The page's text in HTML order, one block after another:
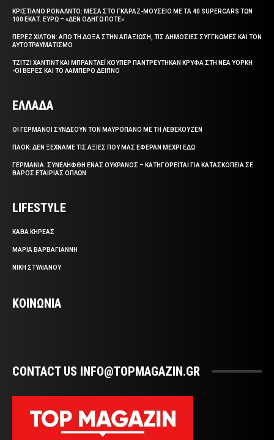
ΚΡΙΣΤΙΑΝΟ ΡΟΝΑΛΝΤΟ: ΜΕΣΑ ΣΤΟ ΓΚΑΡΑΖ-ΜΟΥΣΕΙΟ ΜΕ ΤΑ 40 SUPERCARS ΤΩΝ
100 ΕΚΑΤ. ΕΥΡΩ – «ΔΕΝ ΟΔΗΓΩ ΠΟΤΕ»
ΠΕΡΕΖ ΧΙΛΤΟΝ: ΑΠΟ ΤΗ ΔΟΞΑ ΣΤΗΝ ΑΠΑΞΙΩΣΗ, ΤΙΣ ΔΗΜΟΣΙΕΣ ΣΥΓΓΝΩΜΕΣ ΚΑΙ ΤΟΝ
ΑΥΤΟΤΡΑΥΜΑΤΙΣΜΟ
ΤΖΙΤΖΙ ΧΑΝΤΙΝΤ ΚΑΙ ΜΠΡΑΝΤΛΕΪ ΚΟΥΠΕΡ ΠΑΝΤΡΕΥΤΗΚΑΝ ΚΡΥΦΑ ΣΤΗ ΝΕΑ ΥΟΡΚΗ
-ΟΙ ΒΕΡΕΣ ΚΑΙ ΤΟ ΛΑΜΠΕΡΟ ΔΕΙΠΝΟ
ΕΛΛΑΔΑ
ΟΙ ΓΕΡΜΑΝΟΙ ΣΥΝΔΕΟΥΝ ΤΟΝ ΜΑΥΡΟΠΑΝΟ ΜΕ ΤΗ ΛΕΒΕΚΟΥΖΕΝ
ΠΑΟΚ: ΔΕΝ ΞΕΧΝΑΜΕ ΤΙΣ ΑΞΙΕΣ ΠΟΥ ΜΑΣ ΕΦΕΡΑΝ ΜΕΧΡΙ ΕΔΩ
ΓΕΡΜΑΝΙΑ: ΣΥΝΕΛΗΦΘΗ ΕΝΑΣ ΟΥΚΡΑΝΟΣ – ΚΑΤΗΓΟΡΕΙΤΑΙ ΓΙΑ ΚΑΤΑΣΚΟΠΕΙΑ ΣΕ
ΒΑΡΟΣ ΕΤΑΙΡΙΑΣ ΟΠΛΩΝ
LIFESTYLE
ΚΑΒΑ ΚΗΡΕΑΣ
ΜΑΡΙΑ ΒΑΡΒΑΓΙΑΝΝΗ
ΝΙΚΗ ΣΤΥΛΙΑΝΟΥ
ΚΟΙΝΩΝΙΑ
CONTACT US INFO@TOPMAGAZIN.GR